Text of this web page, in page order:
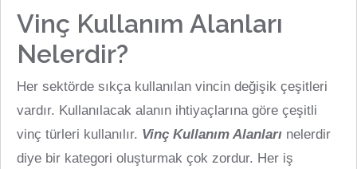
Vinç Kullanım Alanları
Nelerdir?
Her sektörde sıkça kullanılan vincin değişik çeşitleri
vardır. Kullanılacak alanın ihtiyaçlarına göre çeşitli
vinç türleri kullanılır. Vinç Kullanım Alanları nelerdir
diye bir kategori oluşturmak çok zordur. Her iş